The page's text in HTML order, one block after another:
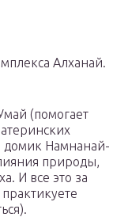
Алханай.
(помогает
домик Намнанай-
природы,
И все это за